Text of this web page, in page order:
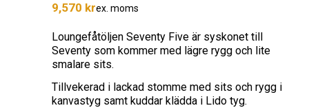
9,570 krex. moms
Loungefåtöljen Seventy Five är syskonet till
Seventy som kommer med lägre rygg och lite
smalare sits.
Tillvekerad i lackad stomme med sits och rygg i
kanvastyg samt kuddar klädda i Lido tyg.